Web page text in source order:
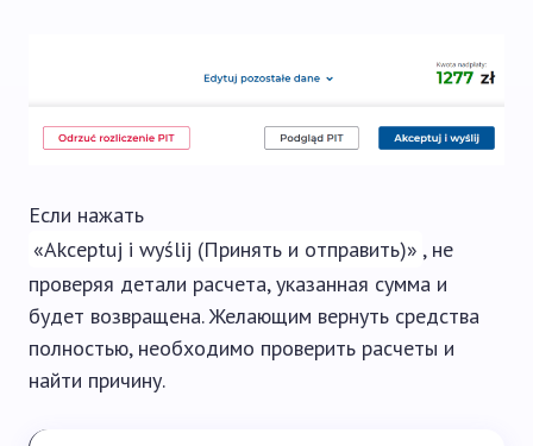
Если нажать
«Akceptuj i wyślij (Принять и отправить)» , не
проверяя детали расчета, указанная сумма и
будет возвращена. Желающим вернуть средства
полностью, необходимо проверить расчеты и
найти причину.